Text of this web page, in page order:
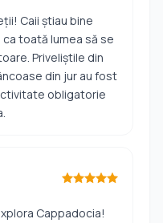
Caii știau bine
toată lumea să se
Priveliștile din
din jur au fost
obligatorie
Cappadocia!